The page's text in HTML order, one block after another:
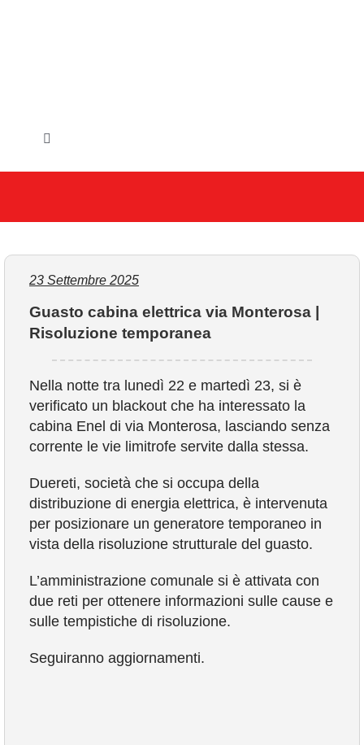
Toggle
IL COMUNE
SERVIZI E UTILITA’
AREE TEMATICHE
VIVERE VANZAGO
COMUNICAZIONE
23 Settembre 2025
Guasto cabina elettrica via Monterosa |
Risoluzione temporanea
Nella notte tra lunedì 22 e martedì 23, si è
verificato un blackout che ha interessato la
cabina Enel di via Monterosa, lasciando senza
corrente le vie limitrofe servite dalla stessa.
Duereti, società che si occupa della
distribuzione di energia elettrica, è intervenuta
per posizionare un generatore temporaneo in
vista della risoluzione strutturale del guasto.
L’amministrazione comunale si è attivata con
due reti per ottenere informazioni sulle cause e
sulle tempistiche di risoluzione.
Seguiranno aggiornamenti.